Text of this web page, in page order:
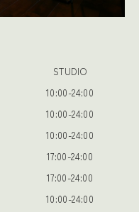
STUDIO
10:00-24:00
10:00-24:00
10:00-24:00
17:00-24:00
17:00-24:00
10:00-24:00